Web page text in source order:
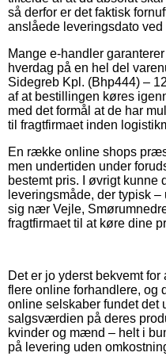
så derfor er det faktisk
anslåede leveringsdato
Mange e-handler
hverdag på en hel del
Sidegreb Kpl. (Bhp444) –
af at bestillingen køres
med det formål at de har
til fragtfirmaet inden
En række online shops
men undertiden under
bestemt pris. I øvrigt
leveringsmåde, der typisk
sig nær Vejle,
fragtfirmaet til at køre dine
Det er jo yderst bekvemt
flere online forhandlere, og
online selskaber fundet det
salgsværdien på deres
kvinder og mænd – helt i
på levering uden